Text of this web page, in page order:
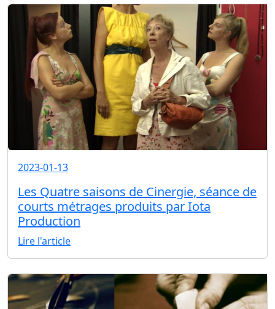
2023-01-13
Les Quatre saisons de Cinergie, séance de
courts métrages produits par Iota
Production
Lire l'article